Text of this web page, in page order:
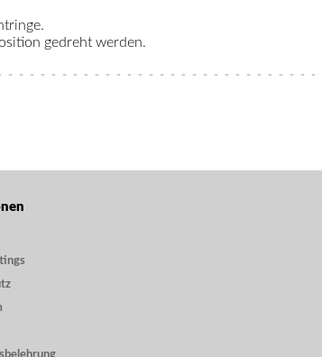
gedreht werden.